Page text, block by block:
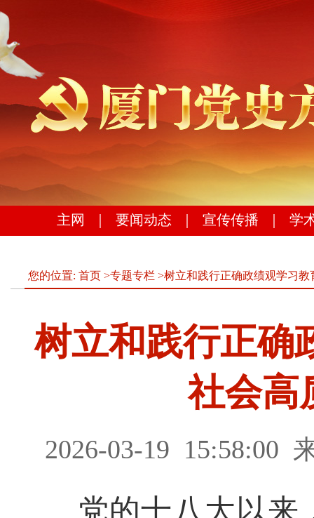
主网 要闻动态 宣传传播 学
您的位置: 首页 >专题专栏 >树立和践行正确政绩观学习教
树立和践行正确
社会高
2026-03-19 15:58:00
党的十八大以来